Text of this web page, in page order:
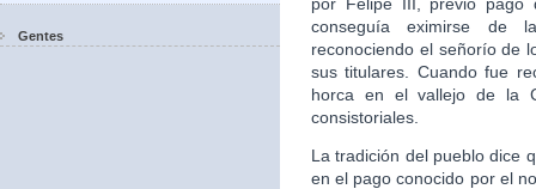
Gentes
por Felipe III, previo pago
conseguía eximirse de
reconociendo el señorío de
sus titulares. Cuando fue
horca en el vallejo de la
consistoriales.
La tradición del pueblo dice
en el pago conocido por el